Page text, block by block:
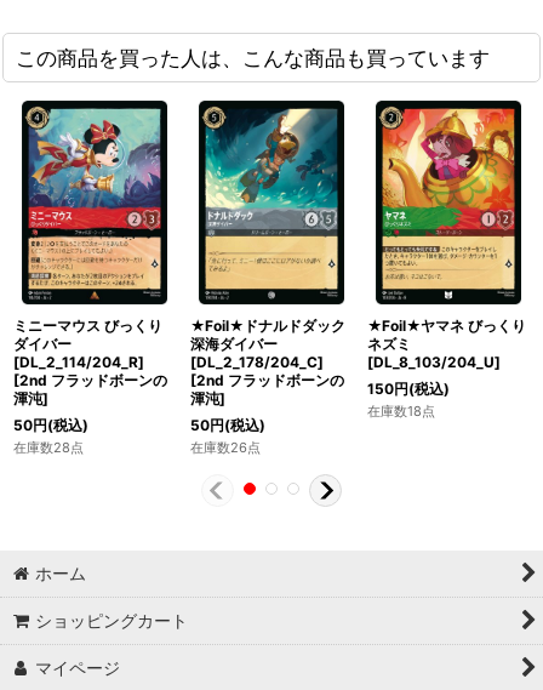
この商品を買った人は、こんな商品も買っています
ミニーマウス びっくり
ダイバー
[DL_2_114/204_R]
[2nd フラッドボーンの
渾沌]
50円(税込)
在庫数28点
★Foil★ドナルドダック
深海ダイバー
[DL_2_178/204_C]
[2nd フラッドボーンの
渾沌]
50円(税込)
在庫数26点
★Foil★ヤマネ びっくり
ネズミ
[DL_8_103/204_U]
150円(税込)
在庫数18点
ホーム
ショッピングカート
マイページ